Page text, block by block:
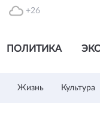
+26
ПОЛИТИКА
Жизнь Культура